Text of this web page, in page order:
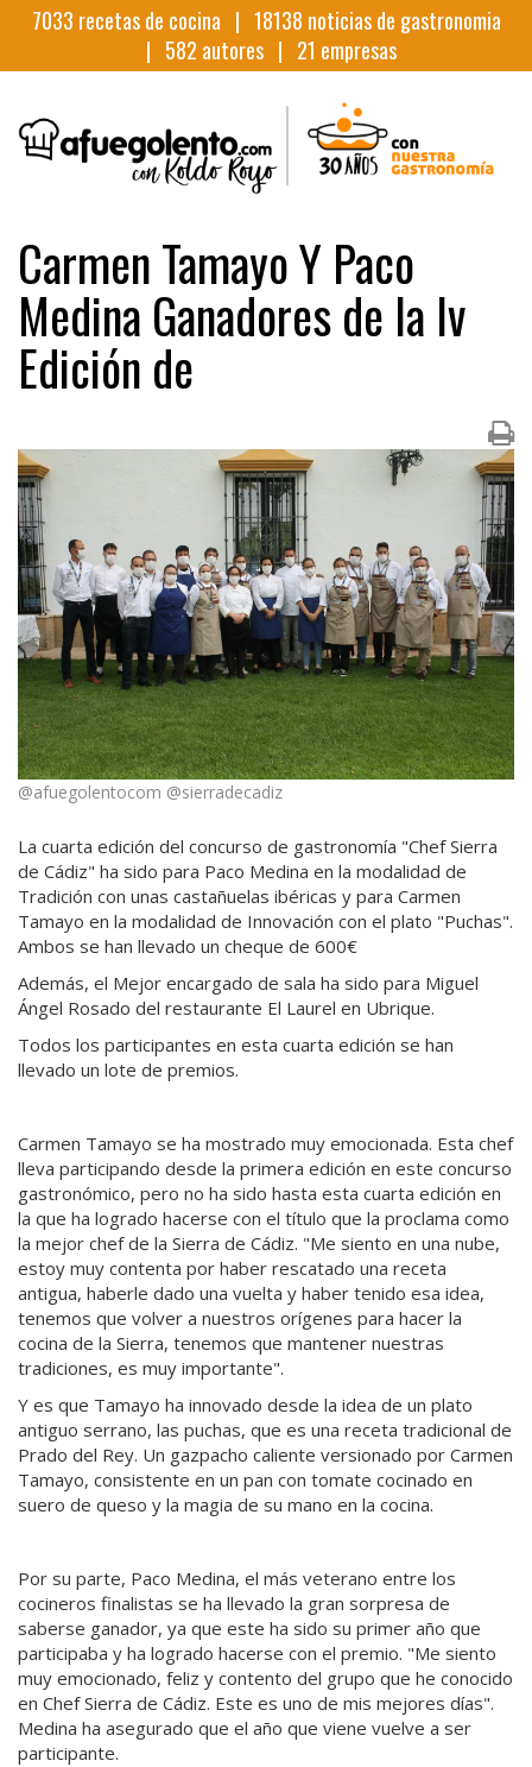
7033 recetas de cocina | 18138 noticias de gastronomia
| 582 autores | 21 empresas
Carmen Tamayo Y Paco
Medina Ganadores de la Iv
Edición de
@afuegolentocom @sierradecadiz
La cuarta edición del concurso de gastronomía "Chef Sierra
de Cádiz" ha sido para Paco Medina en la modalidad de
Tradición con unas castañuelas ibéricas y para Carmen
Tamayo en la modalidad de Innovación con el plato "Puchas".
Ambos se han llevado un cheque de 600€
Además, el Mejor encargado de sala ha sido para Miguel
Ángel Rosado del restaurante El Laurel en Ubrique.
Todos los participantes en esta cuarta edición se han
llevado un lote de premios.
Carmen Tamayo se ha mostrado muy emocionada. Esta chef
lleva participando desde la primera edición en este concurso
gastronómico, pero no ha sido hasta esta cuarta edición en
la que ha logrado hacerse con el título que la proclama como
la mejor chef de la Sierra de Cádiz. "Me siento en una nube,
estoy muy contenta por haber rescatado una receta
antigua, haberle dado una vuelta y haber tenido esa idea,
tenemos que volver a nuestros orígenes para hacer la
cocina de la Sierra, tenemos que mantener nuestras
tradiciones, es muy importante".
Y es que Tamayo ha innovado desde la idea de un plato
antiguo serrano, las puchas, que es una receta tradicional de
Prado del Rey. Un gazpacho caliente versionado por Carmen
Tamayo, consistente en un pan con tomate cocinado en
suero de queso y la magia de su mano en la cocina.
Por su parte, Paco Medina, el más veterano entre los
cocineros finalistas se ha llevado la gran sorpresa de
saberse ganador, ya que este ha sido su primer año que
participaba y ha logrado hacerse con el premio. "Me siento
muy emocionado, feliz y contento del grupo que he conocido
en Chef Sierra de Cádiz. Este es uno de mis mejores días".
Medina ha asegurado que el año que viene vuelve a ser
participante.